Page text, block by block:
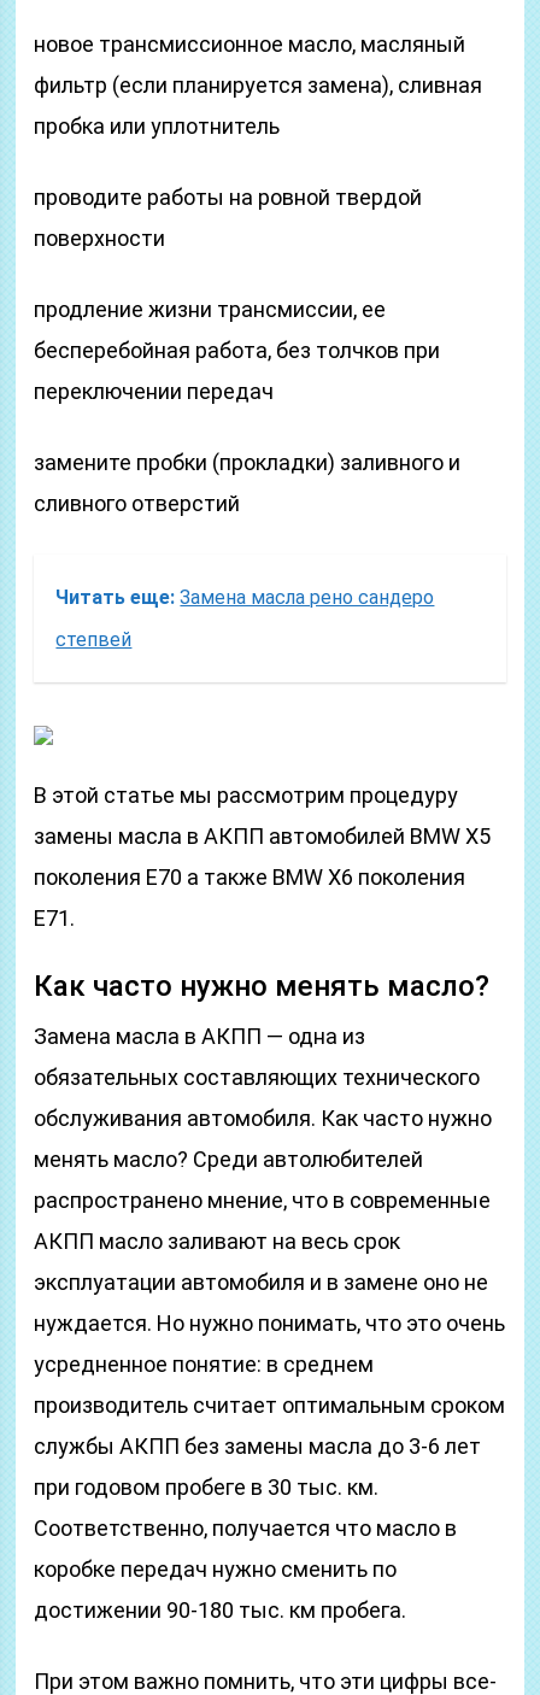
новое трансмиссионное масло, масляный
фильтр (если планируется замена), сливная
пробка или уплотнитель
проводите работы на ровной твердой
поверхности
продление жизни трансмиссии, ее
бесперебойная работа, без толчков при
переключении передач
замените пробки (прокладки) заливного и
сливного отверстий
Читать еще: Замена масла рено сандеро
степвей
В этой статье мы рассмотрим процедуру
замены масла в АКПП автомобилей BMW X5
поколения E70 а также BMW X6 поколения
E71.
Как часто нужно менять масло?
Замена масла в АКПП — одна из
обязательных составляющих технического
обслуживания автомобиля. Как часто нужно
менять масло? Среди автолюбителей
распространено мнение, что в современные
АКПП масло заливают на весь срок
эксплуатации автомобиля и в замене оно не
нуждается. Но нужно понимать, что это очень
усредненное понятие: в среднем
производитель считает оптимальным сроком
службы АКПП без замены масла до 3-6 лет
при годовом пробеге в 30 тыс. км.
Соответственно, получается что масло в
коробке передач нужно сменить по
достижении 90-180 тыс. км пробега.
При этом важно помнить, что эти цифры все-